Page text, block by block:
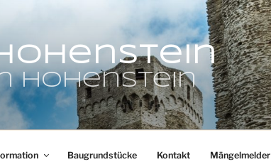
Hohenstein
Baugrundstücke Kontakt Mängelmelder